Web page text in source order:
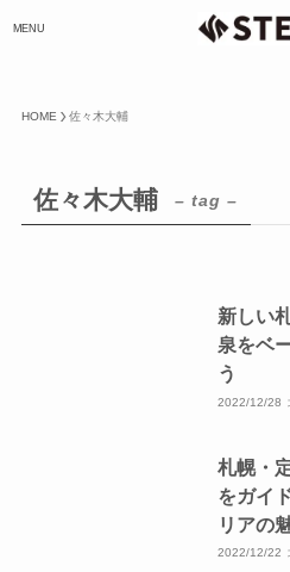
MENU
HOME 佐々木大輔
佐々木大輔 – tag –
新しい
泉をベ
う
2022/12/28
札幌・
をガイ
リアの
2022/12/22